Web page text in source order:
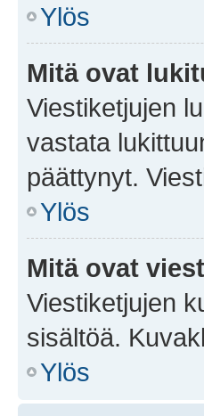
Ylös
Mitä ovat
Viestiketjujen
vastata
päättynyt.
Ylös
Mitä ovat
Viestiketjujen
sisältöä.
Ylös